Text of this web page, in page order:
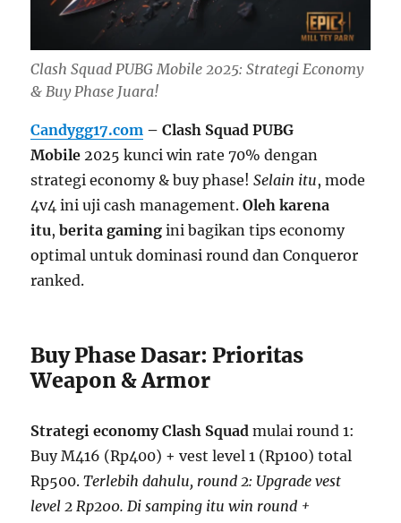
Clash Squad PUBG Mobile 2025: Strategi Economy
& Buy Phase Juara!
Candygg17.com – Clash Squad PUBG
Mobile 2025 kunci win rate 70% dengan
strategi economy & buy phase!Selain itu, mode
4v4 ini uji cash management.Oleh karena
itu,berita gaming ini bagikan tips economy
optimal untuk dominasi round dan Conqueror
ranked.
Buy Phase Dasar: Prioritas
Weapon & Armor
Strategi economy Clash Squad mulai round 1:
Buy M416 (Rp400) + vest level 1 (Rp100) total
Rp500.Terlebih dahulu, round 2: Upgrade vest
level 2 Rp200. Di samping itu win round +